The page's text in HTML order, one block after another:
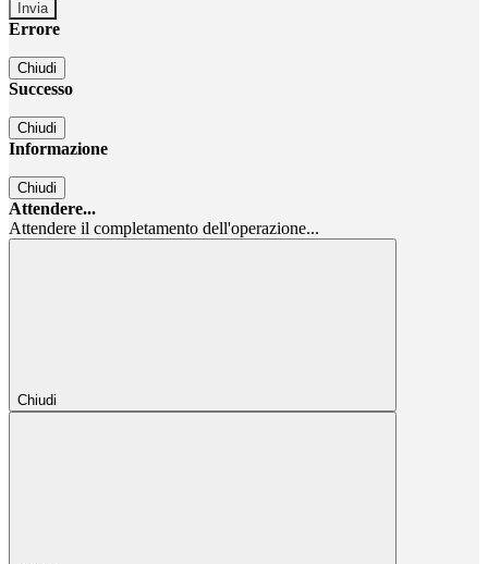
Errore
Chiudi
Successo
Chiudi
Informazione
Chiudi
Attendere...
Attendere il completamento dell'operazione...
Chiudi